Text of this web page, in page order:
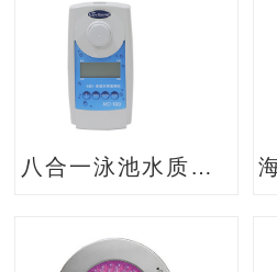
八合一泳池水质检测仪